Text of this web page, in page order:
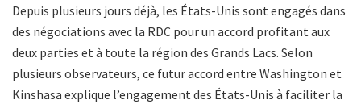
Depuis plusieurs jours déjà, les États-Unis sont engagés dans
des négociations avec la RDC pour un accord profitant aux
deux parties et à toute la région des Grands Lacs. Selon
plusieurs observateurs, ce futur accord entre Washington et
Kinshasa explique l’engagement des États-Unis à faciliter la